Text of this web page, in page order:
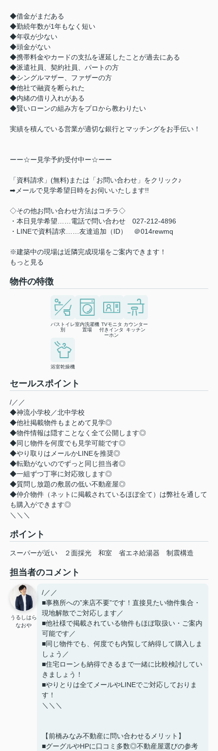
◆借金がまだある
◆勤続年数が1年もなく短い
◆年収が少ない
◆頭金がない
◆携帯料金やカードの支払を遅延したことが過去にある
◆派遣社員、契約社員、パートの方
◆シングルマザー、ファザーの方
◆他社で融資を断られた
◆内緒の借り入れがある
◆賢いローンの組み方をプロから教わりたい
実績を積んでいる営業が適切な銀行とマッチングをお手伝い！
ーー☆ー見学予約受付中ー☆ーー
「資料請求」(無料)または「お問い合わせ」をクリック♪
➡メールで見学希望日時をお伺いいたします!!
◇その他お問い合わせ方法はコチラ◇
・本日見学希望……電話で問い合わせ 027-212-4896
・LINEで資料請求……友達追加（ID） ＠014rewmq
※建築中の現場は近隣完成現場をご案内できます！
もっと見る
物件の特徴
バストイレ
別
室内洗濯機
置場
TVモニタ
付きインタ
ーホン
カウンター
キッチン
浴室乾燥機
セールスポイント
/／／
◆神流小学校／北中学校
◆他社掲載物件もまとめて見学◎
◆物件情報は隠すことなく全て公開します◎
◆同じ物件を何度でも見学可能です◎
◆やり取りはメールかLINEを推奨◎
◆転勤がないのでずっと同じ担当者◎
◆一組ずつ丁寧に対応致します◎
◆質問し放題の敷居の低い不動産屋◎
◆仲介物件（ネットに掲載されているほぼ全て）は弊社を通して
も購入ができます◎
＼＼＼
ポイント
スーパーが近い ２面採光 和室 省エネ給湯器 制震構造
担当者のコメント
うるしはら
なおや
/／／
■事務所への”来店不要”です！直接見たい物件集合・
現地解散でご対応します／
■他社様で掲載されている物件もほぼ取扱い・ご案内
可能です／
■同じ物件でも、何度でも内覧して納得して購入しま
しょう／
■住宅ローンも納得できるまで一緒に比較検討してい
きましょう！
■やりとりは全てメールやLINEでご対応しておりま
す！
＼＼＼
【前橋みなみ不動産に問い合わせるメリット】
■グーグルやHPに口コミ多数◎不動産屋選びの参考